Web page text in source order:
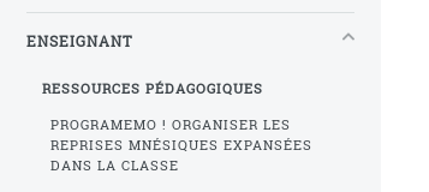
ENSEIGNANT
RESSOURCES PÉDAGOGIQUES
PROGRAMEMO ! ORGANISER LES
REPRISES MNÉSIQUES EXPANSÉES
DANS LA CLASSE